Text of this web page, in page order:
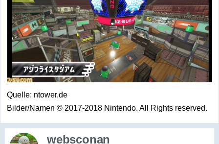
Quelle: ntower.de
Bilder/Namen © 2017-2018 Nintendo. All Rights reserved.
websconan